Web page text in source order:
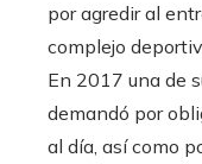
por agredir al
complejo
En 2017 una de
demandó por
al día, así como